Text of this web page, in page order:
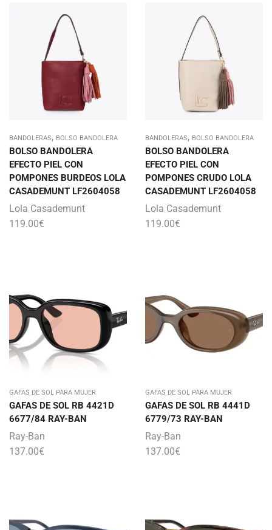
BANDOLERAS, BOLSO BANDOLERA
BOLSO BANDOLERA
EFECTO PIEL CON
POMPONES BURDEOS LOLA
CASADEMUNT LF2604058
Lola Casademunt
119.00€
BANDOLERAS, BOLSO BANDOLERA
BOLSO BANDOLERA
EFECTO PIEL CON
POMPONES CRUDO LOLA
CASADEMUNT LF2604058
Lola Casademunt
119.00€
GAFAS DE SOL PARA MUJER
GAFAS DE SOL RB 4421D
6677/84 RAY-BAN
Ray-Ban
137.00€
GAFAS DE SOL PARA MUJER
GAFAS DE SOL RB 4441D
6779/73 RAY-BAN
Ray-Ban
137.00€